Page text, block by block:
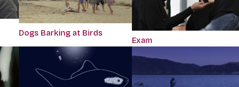
Dogs Barking at Birds
Exam